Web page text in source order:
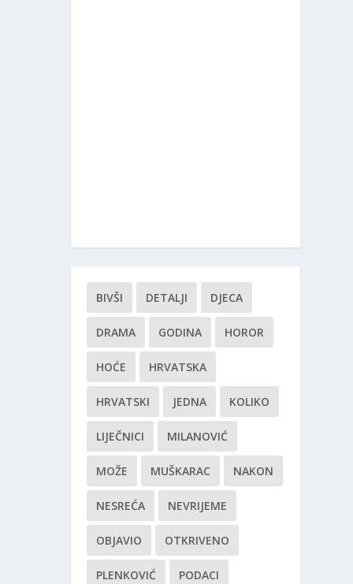
BIVŠI DETALJI DJECA
DRAMA GODINA HOROR
HOĆE HRVATSKA
HRVATSKI JEDNA KOLIKO
LIJEČNICI MILANOVIĆ
MOŽE MUŠKARAC NAKON
NESREĆA NEVRIJEME
OBJAVIO OTKRIVENO
PLENKOVIĆ PODACI